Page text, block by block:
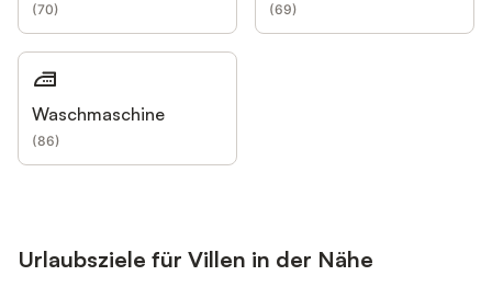
(70) (69)
Waschmaschine
(86)
Urlaubsziele für Villen in der Nähe